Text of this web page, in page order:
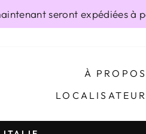
seront expédiées à
À